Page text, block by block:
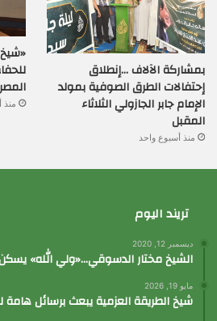
بمشاركة الآلاف …إنطلاق
إحتفالات الطرق الصوفية بمولد
الإمام جابر الجازولي الثلاثاء
المقبل
منذ أسبوع واحد
«شيخ
منذ
تريند اليوم
ديسمبر 12, 2020
الشيخ مختار الدسوقي…«ولي الله»
مايو 19, 2026
شيخ الطريقة العزمية يبعث برسائل هامة